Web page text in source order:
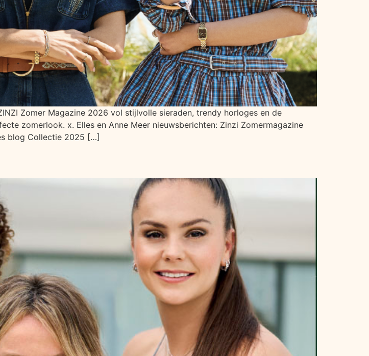
Zomer Magazine 2026 vol stijlvolle sieraden, trendy horloges en de
zomerlook. x. Elles en Anne Meer nieuwsberichten: Zinzi Zomermagazine
blog Collectie 2025 […]